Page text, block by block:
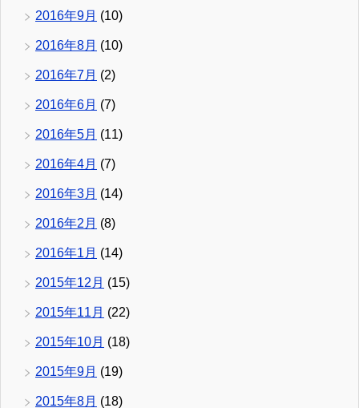
2016年9月 (10)
2016年8月 (10)
2016年7月 (2)
2016年6月 (7)
2016年5月 (11)
2016年4月 (7)
2016年3月 (14)
2016年2月 (8)
2016年1月 (14)
2015年12月 (15)
2015年11月 (22)
2015年10月 (18)
2015年9月 (19)
2015年8月 (18)